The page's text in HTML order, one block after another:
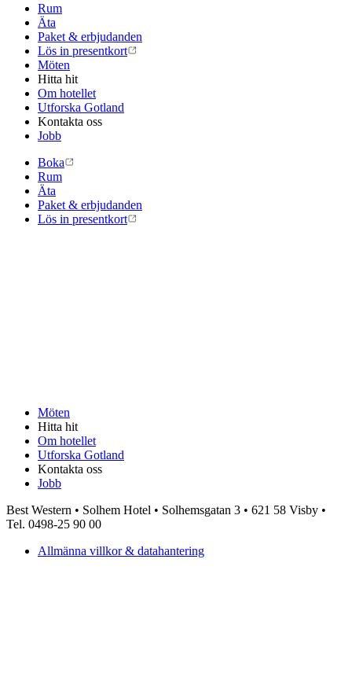
Rum
Äta
Paket & erbjudanden
Lös in presentkort
Möten
Hitta hit
Om hotellet
Utforska Gotland
Kontakta oss
Jobb
Boka
Rum
Äta
Paket & erbjudanden
Lös in presentkort
Möten
Hitta hit
Om hotellet
Utforska Gotland
Kontakta oss
Jobb
Best Western • Solhem Hotel • Solhemsgatan 3 • 621 58 Visby •
Tel. 0498-25 90 00
Allmänna villkor & datahantering